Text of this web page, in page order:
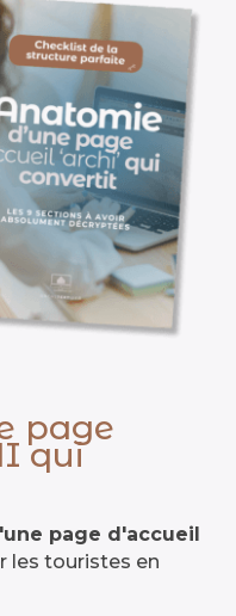
page
qui
page d'accueil
les touristes en